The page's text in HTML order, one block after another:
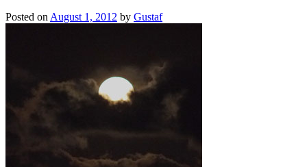
Posted on August 1, 2012 by Gustaf